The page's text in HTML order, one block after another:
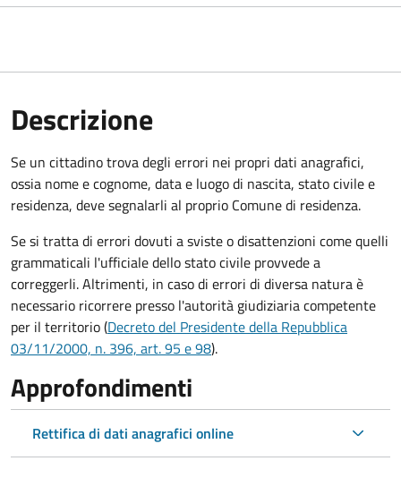
Descrizione
Se un cittadino trova degli errori nei propri dati anagrafici,
ossia nome e cognome, data e luogo di nascita, stato civile e
residenza, deve segnalarli al proprio Comune di residenza.
Se si tratta di errori dovuti a sviste o disattenzioni come quelli
grammaticali l'ufficiale dello stato civile provvede a
correggerli. Altrimenti, in caso di errori di diversa natura è
necessario ricorrere presso l'autorità giudiziaria competente
per il territorio (Decreto del Presidente della Repubblica
03/11/2000, n. 396, art. 95 e 98).
Approfondimenti
Rettifica di dati anagrafici online